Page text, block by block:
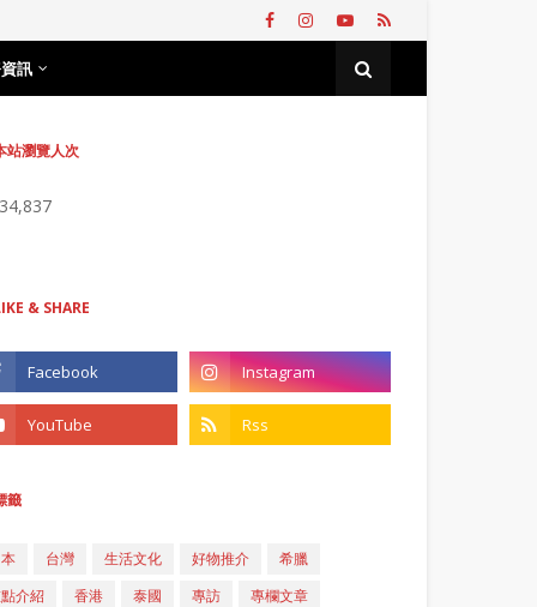
訊
站瀏覽人次
& SHARE
籤
台灣 生活文化 好物推介
希臘
介紹
香港 泰國 專訪
專欄文章